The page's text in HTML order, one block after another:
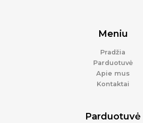
Meniu
Pradžia
Parduotuvė
Apie mus
Kontaktai
Parduotuvė